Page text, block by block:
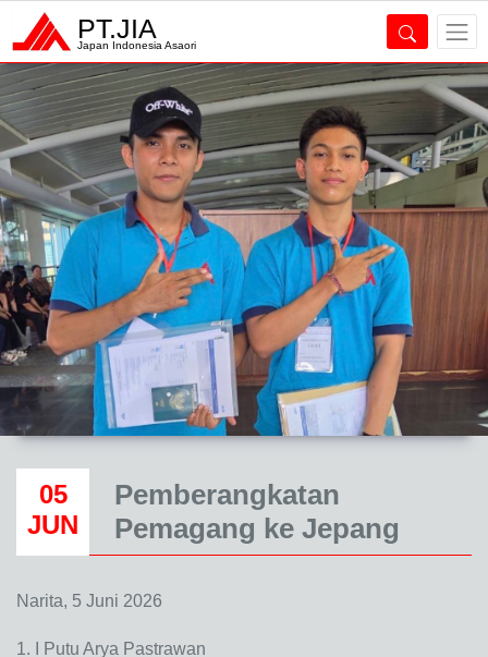
PT.JIA
Japan Indonesia Asaori
05
JUN
Pemberangkatan
Pemagang ke Jepang
Narita, 5 Juni 2026
1. I Putu Arya Pastrawan